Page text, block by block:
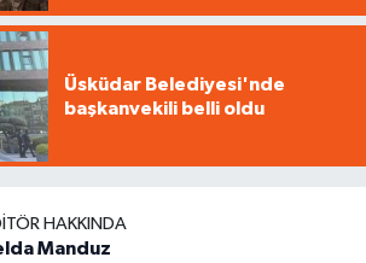
Üsküdar Belediyesi'nde
başkanvekili belli oldu
HAKKINDA
Manduz